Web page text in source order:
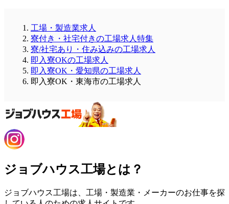
工場・製造業求人
寮付き・社宅付きの工場求人特集
寮/社宅あり・住み込みの工場求人
即入寮OKの工場求人
即入寮OK・愛知県の工場求人
即入寮OK・東海市の工場求人
ジョブハウス工場とは？
ジョブハウス工場は、工場・製造業・メーカーのお仕事を探